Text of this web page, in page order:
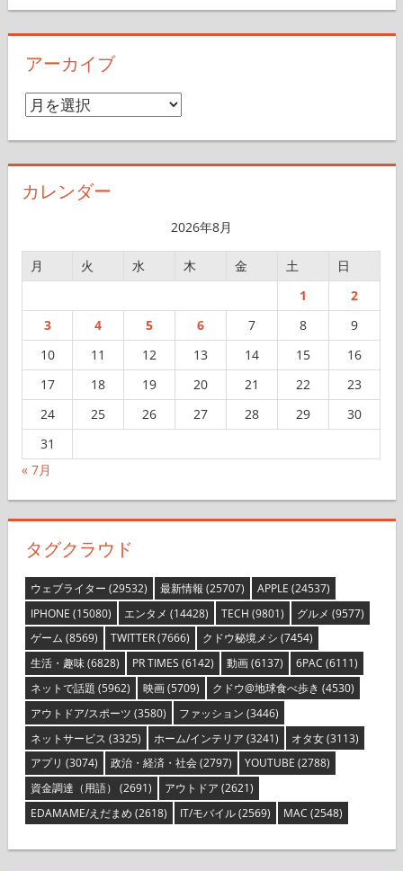
アーカイブ
ア
イ
カレンダー
2026年8月
月 火 水 木 金 土
日
1
2
3
4 5 6 7 8
9
10
11 12 13 14 15
16
17
18 19 20 21 22
23
24
25 26 27 28 29
30
31
« 7月
タグクラウド
ウェブライター (29532) 最新情報 (25707) APPLE (24537)
IPHONE (15080) エンタメ (14428) TECH (9801) グルメ (9577)
ゲーム (8569) TWITTER(7666) クドウ秘境メシ (7454)
生活・趣味(6828) PR TIMES (6142) 動画(6137) 6PAC (6111)
ネットで話題 (5962) 映画(5709) クドウ@地球食べ歩き (4530)
アウトドア/スポーツ (3580) ファッション (3446)
ネットサービス (3325) ホーム/インテリア (3241) オタ女(3113)
アプリ (3074) 政治・経済・社会(2797) YOUTUBE (2788)
資金調達（用語） (2691) アウトドア (2621)
EDAMAME/えだまめ (2618) IT/モバイル(2569) MAC (2548)